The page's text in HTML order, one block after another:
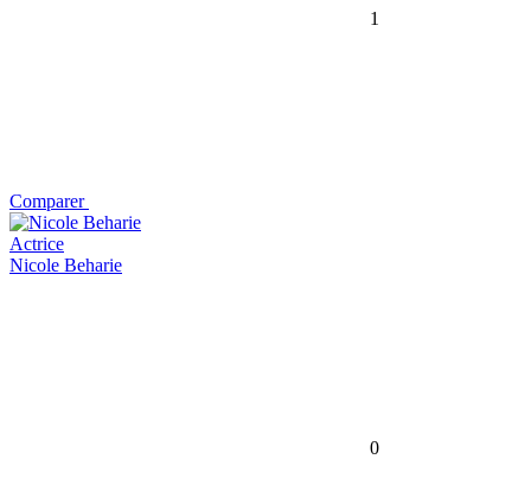
1
Comparer
Actrice
Nicole Beharie
0